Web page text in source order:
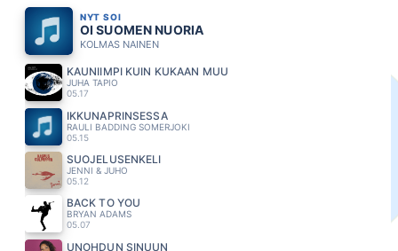
NYT SOI
OI SUOMEN NUORIA
KOLMAS NAINEN
KAUNIIMPI KUIN KUKAAN MUU
JUHA TAPIO
05.17
IKKUNAPRINSESSA
RAULI BADDING SOMERJOKI
05.15
SUOJELUSENKELI
JENNI & JUHO
05.12
BACK TO YOU
BRYAN ADAMS
05.07
UNOHDUN SINUUN